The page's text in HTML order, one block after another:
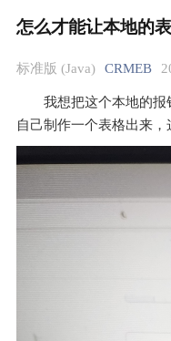
怎么才能让本地的
标准版 (Java) CRMEB
我想把这个本地的
自己制作一个表格出来，